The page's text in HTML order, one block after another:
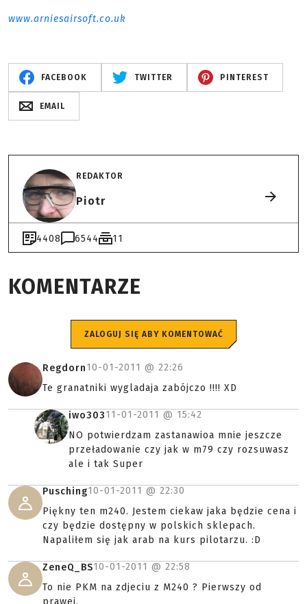
www.arniesairsoft.co.uk
FACEBOOK TWITTER PINTEREST
EMAIL
REDAKTOR
Piotr
4408 6544 11
KOMENTARZE
ZALOGUJ SIĘ ABY KOMENTOWAĆ
Regdorn10-01-2011 @ 22:26
Te granatniki wygladaja zabójczo !!!! XD
iwo30311-01-2011 @ 15:42
NO potwierdzam zastanawioa mnie jeszcze
przeładowanie czy jak w m79 czy rozsuwasz
ale i tak Super
Pusching10-01-2011 @ 22:30
Piękny ten m240. Jestem ciekaw jaka będzie cena i
czy będzie dostępny w polskich sklepach.
Napaliłem się jak arab na kurs pilotarzu. :D
ZeneQ_BS10-01-2011 @ 22:58
To nie PKM na zdjeciu z M240 ? Pierwszy od
prawej.